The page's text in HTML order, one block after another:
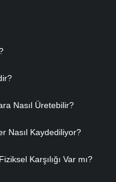
Nasıl Üretebilir?
Nasıl Kaydediliyor?
Karşılığı Var mı?